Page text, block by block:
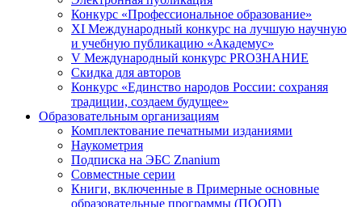
Конкурс «Профессиональное образование»
XI Международный конкурс на лучшую научную
и учебную публикацию «Академус»
V Международный конкурс PROЗНАНИЕ
Скидка для авторов
Конкурс «Единство народов России: сохраняя
традиции, создаем будущее»
Образовательным организациям
Комплектование печатными изданиями
Наукометрия
Подписка на ЭБС Znanium
Совместные серии
Книги, включенные в Примерные основные
образовательные программы (ПООП)